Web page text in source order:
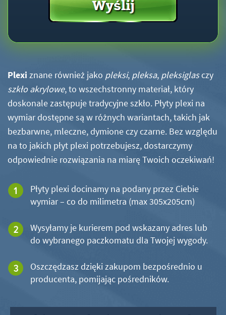
Plexi znane również jako pleksi, pleksa, pleksiglasczy
szkło akrylowe, to wszechstronny materiał, który
doskonale zastępuje tradycyjne szkło. Płyty plexi na
wymiar dostępne są w różnych wariantach, takich jak
bezbarwne, mleczne, dymione czy czarne. Bez względu
na to jakich płyt plexi potrzebujesz, dostarczymy
odpowiednie rozwiązania na miarę Twoich oczekiwań!
Płyty plexi docinamy na podany przez Ciebie
wymiar – co do milimetra (max 305x205cm)
Wysyłamy je kurierem pod wskazany adres lub
do wybranego paczkomatu dla Twojej wygody.
Oszczędzasz dzięki zakupom bezpośrednio u
producenta, pomijając pośredników.